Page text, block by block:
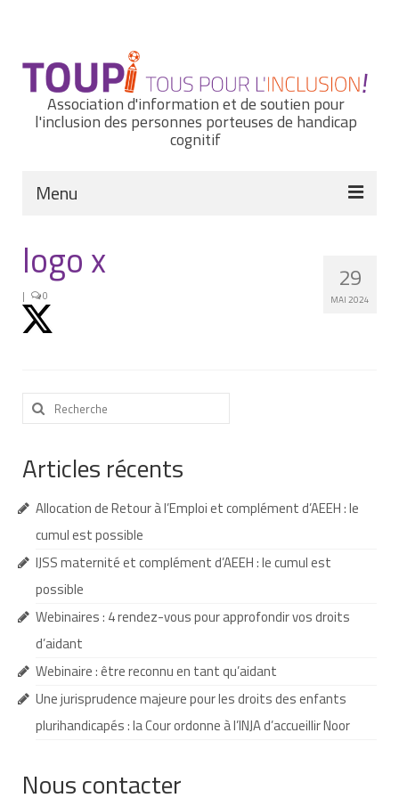
Association d'information et de soutien pour
l'inclusion des personnes porteuses de handicap
cognitif
Menu
Nous connaître
Notre équipe
Nous contacter
Nos partenaires
Nos livres
Nos livres adaptés
Soins bucco-dentaires
Les troubles sensoriels
Aide aux démarches
Dossier MDPH
Projet de vie
Taux de handicap et carte d’invalidité
29
MAI 2024
logo x
| 0
Rechercher
:
Articles récents
Allocation de Retour à l’Emploi et complément d’AEEH : le
cumul est possible
IJSS maternité et complément d’AEEH : le cumul est
possible
Webinaires : 4 rendez-vous pour approfondir vos droits
d’aidant
Webinaire : être reconnu en tant qu’aidant
Une jurisprudence majeure pour les droits des enfants
plurihandicapés : la Cour ordonne à l’INJA d’accueillir Noor
Nous contacter